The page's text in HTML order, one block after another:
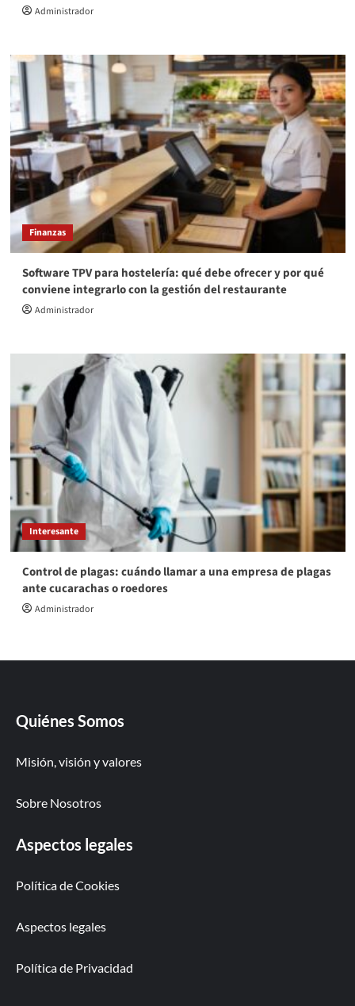
Administrador
Finanzas
Software TPV para hostelería: qué debe ofrecer y por qué
conviene integrarlo con la gestión del restaurante
Administrador
Interesante
Control de plagas: cuándo llamar a una empresa de plagas
ante cucarachas o roedores
Administrador
Quiénes Somos
Misión, visión y valores
Sobre Nosotros
Aspectos legales
Política de Cookies
Aspectos legales
Política de Privacidad